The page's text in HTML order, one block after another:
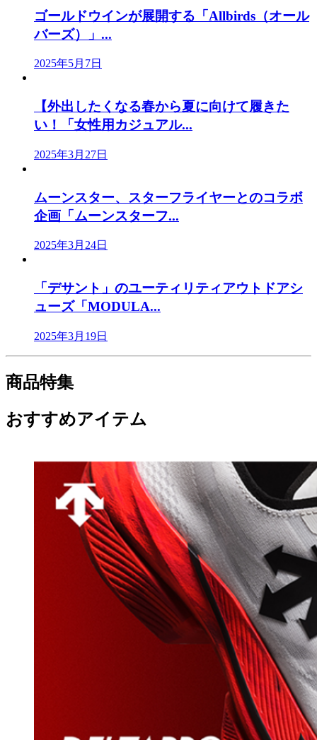
ゴールドウインが展開する「Allbirds（オール
バーズ）」...
2025年5月7日
【外出したくなる春から夏に向けて履きた
い！「女性用カジュアル...
2025年3月27日
ムーンスター、スターフライヤーとのコラボ
企画「ムーンスターフ...
2025年3月24日
「デサント」のユーティリティアウトドアシ
ューズ「MODULA...
2025年3月19日
商品特集
おすすめアイテム